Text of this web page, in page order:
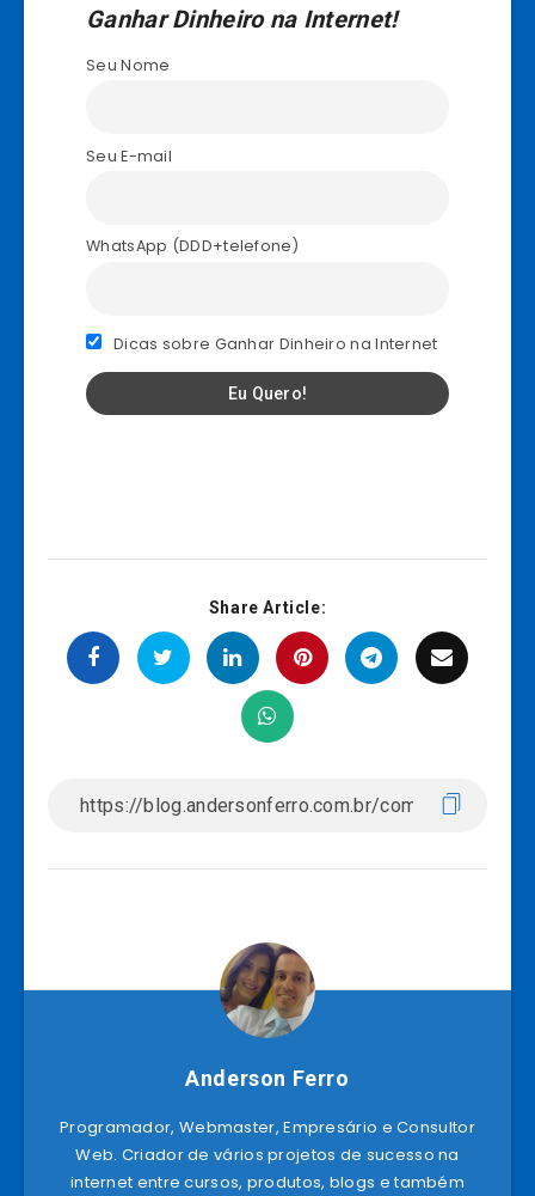
Ganhar Dinheiro na Internet!
Seu Nome
Seu E-mail
WhatsApp (DDD+telefone)
Dicas sobre Ganhar Dinheiro na Internet
Share Article:
Anderson Ferro
Programador, Webmaster, Empresário e Consultor
Web. Criador de vários projetos de sucesso na
internet entre cursos, produtos, blogs e também